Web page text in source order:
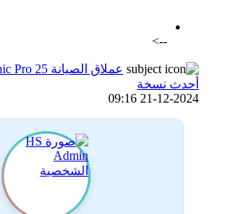
-->
أحدث نسخة
21-12-2024 09:16